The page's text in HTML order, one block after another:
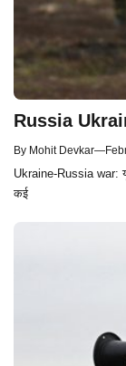
Russia
By Mohit Devkar—
Ukraine-Russia war:
कई